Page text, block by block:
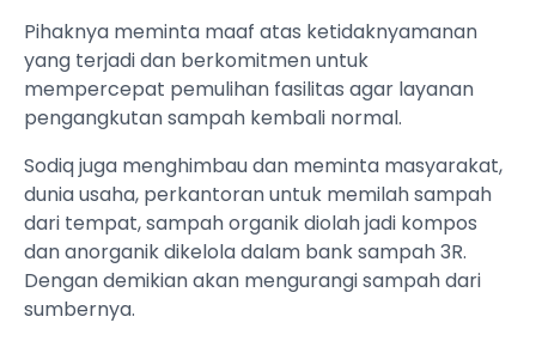
‎Pihaknya meminta maaf atas ketidaknyamanan
yang terjadi dan berkomitmen untuk
mempercepat pemulihan fasilitas agar layanan
pengangkutan sampah kembali normal.
‎Sodiq juga menghimbau dan meminta masyarakat,
dunia usaha, perkantoran untuk memilah sampah
dari tempat, sampah organik diolah jadi kompos
dan anorganik dikelola dalam bank sampah 3R.
Dengan demikian akan mengurangi sampah dari
sumbernya.